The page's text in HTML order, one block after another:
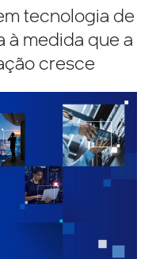
tecnologia de
à medida que a
cresce